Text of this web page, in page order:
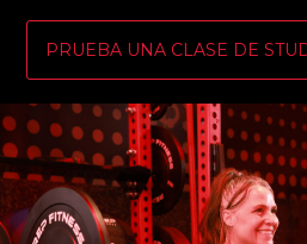
PRUEBA UNA CLASE DE